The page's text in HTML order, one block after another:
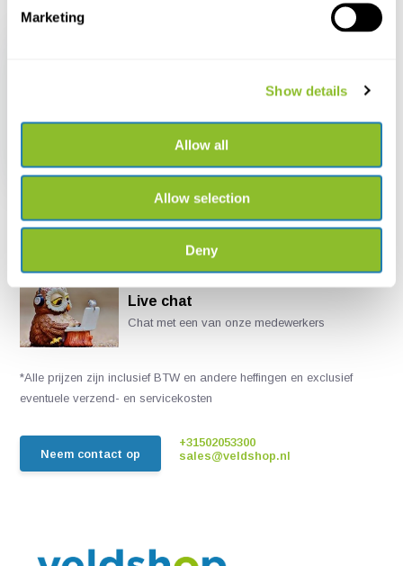
Marketing
Show details
Allow all
Allow selection
Deny
Recent bekeken
A Photographic Guide
€ 28,89
Live chat
Chat met een van onze medewerkers
*Alle prijzen zijn inclusief BTW en andere heffingen en exclusief
eventuele verzend- en servicekosten
Neem contact op
+31502053300
sales@veldshop.nl